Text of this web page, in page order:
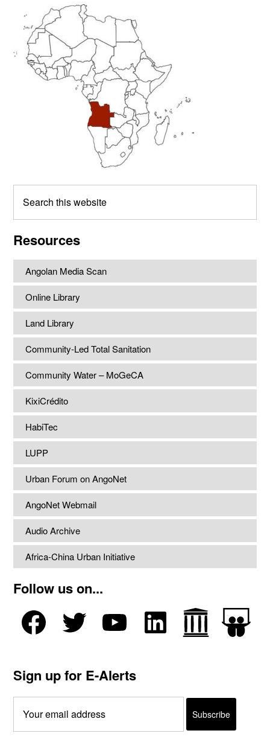
Primary
Sidebar
this
Resources
Angolan Media Scan
Online Library
Land Library
Community-Led Total Sanitation
Community Water – MoGeCA
KixiCrédito
HabiTec
LUPP
Urban Forum on AngoNet
AngoNet Webmail
Audio Archive
Africa-China Urban Initiative
Follow us on...
Sign up for E-Alerts